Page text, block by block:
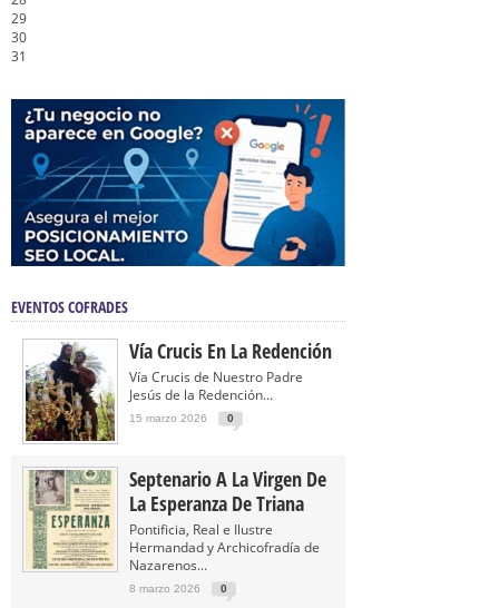
29
30
31
EVENTOS COFRADES
Vía Crucis En La Redención
Vía Crucis de Nuestro Padre
Jesús de la Redención...
15 marzo 2026 0
Septenario A La Virgen De
La Esperanza De Triana
Pontificia, Real e Ilustre
Hermandad y Archicofradía de
Nazarenos...
8 marzo 2026 0